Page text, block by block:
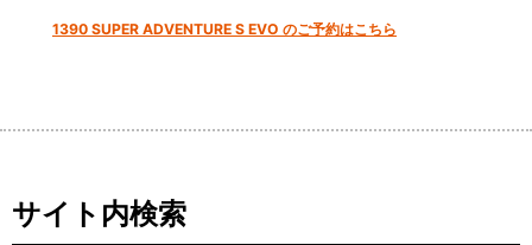
1390 SUPER ADVENTURE S EVO のご予約はこちら
サイト内検索